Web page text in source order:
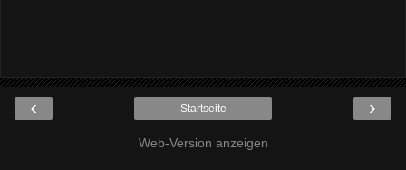
‹ ›
Startseite
Web-Version anzeigen